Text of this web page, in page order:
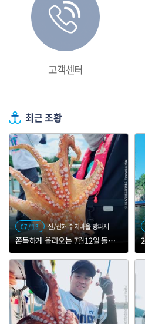
고객센터
최근 조황
07 / 13 진/진해 수치마을 방파제
쫀득하게 올라오는 7월12일 돌문어 조황입니다